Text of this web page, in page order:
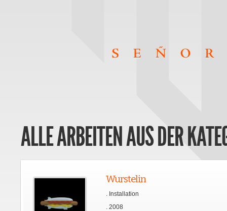
ALLE ARBEITEN AUS DER
Wurstelin
. Installation
. 2008